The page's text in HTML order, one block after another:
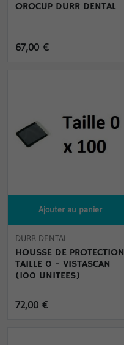
OROCUP DURR DENTAL
67,00 €
Ajouter au panier
DURR DENTAL
HOUSSE DE PROTECTION
TAILLE 0 - VISTASCAN
(100 UNITEES)
72,00 €